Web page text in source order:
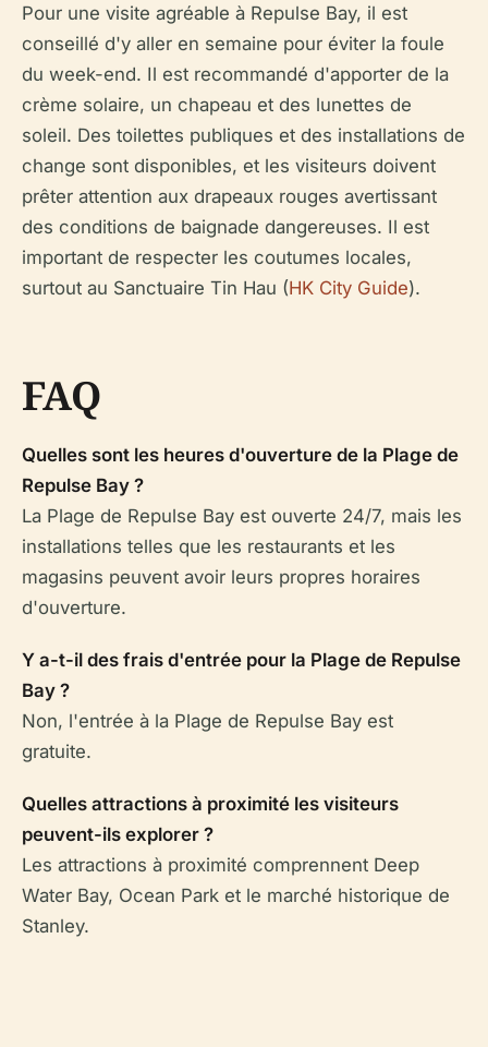
Pour une visite agréable à Repulse Bay, il est
conseillé d'y aller en semaine pour éviter la foule
du week-end. Il est recommandé d'apporter de la
crème solaire, un chapeau et des lunettes de
soleil. Des toilettes publiques et des installations de
change sont disponibles, et les visiteurs doivent
prêter attention aux drapeaux rouges avertissant
des conditions de baignade dangereuses. Il est
important de respecter les coutumes locales,
surtout au Sanctuaire Tin Hau (HK City Guide).
FAQ
Quelles sont les heures d'ouverture de la Plage de
Repulse Bay ?
La Plage de Repulse Bay est ouverte 24/7, mais les
installations telles que les restaurants et les
magasins peuvent avoir leurs propres horaires
d'ouverture.
Y a-t-il des frais d'entrée pour la Plage de Repulse
Bay ?
Non, l'entrée à la Plage de Repulse Bay est
gratuite.
Quelles attractions à proximité les visiteurs
peuvent-ils explorer ?
Les attractions à proximité comprennent Deep
Water Bay, Ocean Park et le marché historique de
Stanley.